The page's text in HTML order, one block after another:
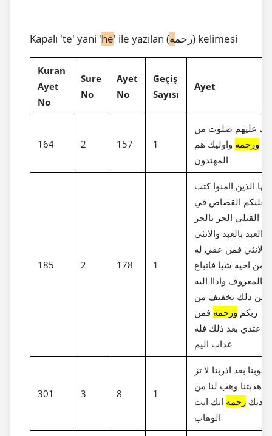
Kapalı 'te' yani 'he ' ile yazılan (رحمه ) kelimesi
Kuran
Ayet
No
Sure
No
Ayet
No
Geçiş
Sayısı
Ayet
164 2 157 1
عليهم صلوت من
ورحمه واوليك هم
المهتدون
185 2 178 1
يايها الذين اامنوا كتب
عليكم القصاص في
القتلي الحر بالحر
والعبد بالعبد والانثي
بالانثي فمن عفي له
من اخيه شيا فاتباع
بالمعروف واداا اليه
ذلك تخفيف من
ربكم ورحمه فمن
اعتدي بعد ذلك فله
عذاب اليم
301 3 8 1
ربنا لا تز‎غ قلوبنا بعد اذ
هديتنا وهب لنا من
لدنك رحمه انك انت
الوهاب